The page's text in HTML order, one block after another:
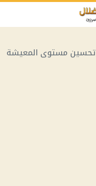
تحسين مستوى المعيشة